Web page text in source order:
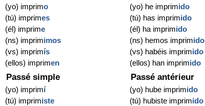
(yo) imprimo
(tú) imprimes
(él) imprime
(ns) imprimimos
(vs) imprimís
(ellos) imprimen
(yo) he imprimido
(tú) has imprimido
(él) ha imprimido
(ns) hemos imprimido
(vs) habéis imprimido
(ellos) han imprimido
Passé simple
(yo) imprimí
(tú) imprimiste
Passé antérieur
(yo) hube imprimido
(tú) hubiste imprimido